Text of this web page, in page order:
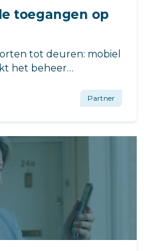
toegangen op
tot deuren: mobiel
het beheer
Partner